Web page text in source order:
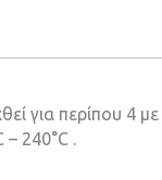
για περίπου 4
240°C .